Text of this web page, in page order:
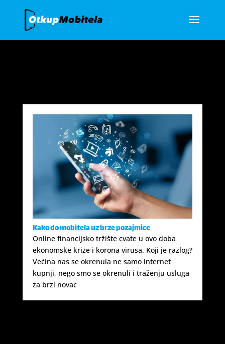
Kako do mobitela uz brze pozajmice
Online financijsko tržište cvate u ovo doba
ekonomske krize i korona virusa. Koji je razlog?
Većina nas se okrenula ne samo internet
kupnji, nego smo se okrenuli i traženju usluga
za brzi novac